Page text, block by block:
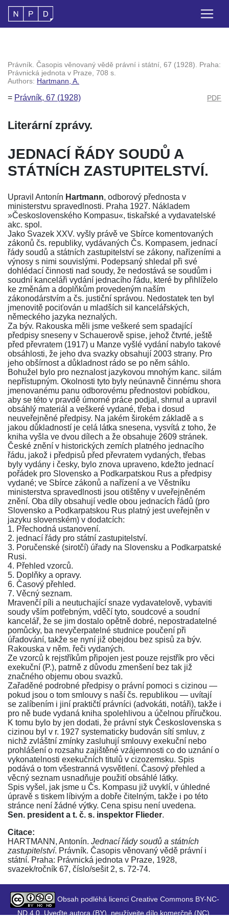
Právník. Časopis věnovaný vědě právní i státní, 67 (1928). Praha:
Právnická jednota v Praze, 708 s.
Authors: Hartmann, A.
= Právník, 67 (1928) PDF
Literární zprávy.
JEDNACÍ ŘÁDY SOUDŮ A
STÁTNÍCH ZASTUPITELSTVÍ.
Upravil Antonín Hartmann, odborový přednosta v
ministerstvu spravedlnosti. Praha 1927. Nákladem
»Československého Kompasu«, tiskařské a vydavatelské
akc. spol.
Jako Svazek XXV. vyšly právě ve Sbírce komentovaných
zákonů čs. republiky, vydávaných Čs. Kompasem, jednací
řády soudů a státních zastupitelství se zákony, nařízeními a
výnosy s nimi souvislými. Podepsaný shledal při své
dohlédací činnosti nad soudy, že nedostává se soudům i
soudní kanceláři vydání jednacího řádu, které by přihlíželo
ke změnám a doplňkům provedeným naším
zákonodárstvím a čs. justiční správou. Nedostatek ten byl
jmenovitě pociťován u mladších sil kancelářských,
německého jazyka neznalých.
Za býv. Rakouska měli jsme veškeré sem spadající
předpisy sneseny v Schauerově spise, jehož čtvrté, ještě
před převratem (1917) u Manze vyšlé vydání nabylo takové
obsáhlosti, že jeho dva svazky obsahují 2003 strany. Pro
jeho obšírnost a důkladnost rádo se po něm sáhlo.
Bohužel bylo pro neznalost jazykovou mnohým kanc. silám
nepřístupným. Okolnosti tyto byly neúnavně činnému shora
jmenovanému panu odborovému přednostovi pobídkou,
aby se této v pravdě úmorné práce podjal, shrnul a upravil
obsáhlý materiál a veškeré vydané, třeba i dosud
neuveřejněné předpisy. Na jakém širokém základě a s
jakou důkladností je celá látka snesena, vysvítá z toho, že
kniha vyšla ve dvou dílech a že obsahuje 2609 stránek.
České znění v historických zemích platného jednacího
řádu, jakož i předpisů před převratem vydaných, třebas
byly vydány i česky, bylo znova upraveno, kdežto jednací
pořádek pro Slovensko a Podkarpatskou Rus a předpisy
vydané; ve Sbírce zákonů a nařízení a ve Věstníku
ministerstva spravedlnosti jsou otištěny v uveřejněném
znění. Oba díly obsahují vedle obou jednacích řádů (pro
Slovensko a Podkarpatskou Rus platný jest uveřejněn v
jazyku slovenském) v dodatcích:
1. Přechodná ustanovení.
2. jednací řády pro státní zastupitelství.
3. Poručenské (sirotčí) úřady na Slovensku a Podkarpatské
Rusi.
4. Přehled vzorců.
5. Doplňky a opravy.
6. Časový přehled.
7. Věcný seznam.
Mravenčí píli a neutuchající snaze vydavatelově, vybaviti
soudy vším potřebným, vděčí tyto, soudcové a soudní
kancelář, že se jim dostalo opětně dobré, nepostradatelné
pomůcky, ba nevyčerpatelné studnice poučení při
úřadování, takže se nyní již obejdou bez spisů za býv.
Rakouska v něm. řeči vydaných.
Ze vzorců k rejstříkům připojen jest pouze rejstřík pro věci
exekuční (P.), patrně z důvodu zmenšení bez tak již
značného objemu obou svazků.
Zařaděné podrobné předpisy o právní pomoci s cizinou —
pokud jsou o tom smlouvy s naší čs. republikou — uvítají
se zalíbením i jiní praktičtí právníci (advokáti, notáři), takže i
pro ně bude vydaná kniha spolehlivou a účelnou příručkou.
K tomu bylo by jen dodati, že právní styk Československa s
cizinou byl v r. 1927 systematicky budován sítí smluv, z
nichž zvláštní zmínky zasluhují smlouvy exekuční nebo
prohlášení o rozsahu zajištěné vzájemnosti co do uznání o
vykonatelnosti exekučních titulů v cizozemsku. Spis
podává o tom všestranná vysvětlení. Časový přehled a
věcný seznam usnadňuje použití obsáhlé látky.
Spis vyšel, jak jsme u Čs. Kompasu již uvyklí, v úhledné
úpravě s tiskem líbivým a dobře čitelným, takže i po této
stránce není žádné výtky. Cena spisu není uvedena.
Sen. president a t. č. s. inspektor Flieder.
Citace:
HARTMANN, Antonín. Jednací řády soudů a státních
zastupitelství. Právník. Časopis věnovaný vědě právní i
státní. Praha: Právnická jednota v Praze, 1928,
svazek/ročník 67, číslo/sešit 2, s. 72-74.
Obsah podléhá licenci Creative Commons BY-NC-
ND 4.0. Uveďte autora (BY), neužívejte dílo komerčně (NC),